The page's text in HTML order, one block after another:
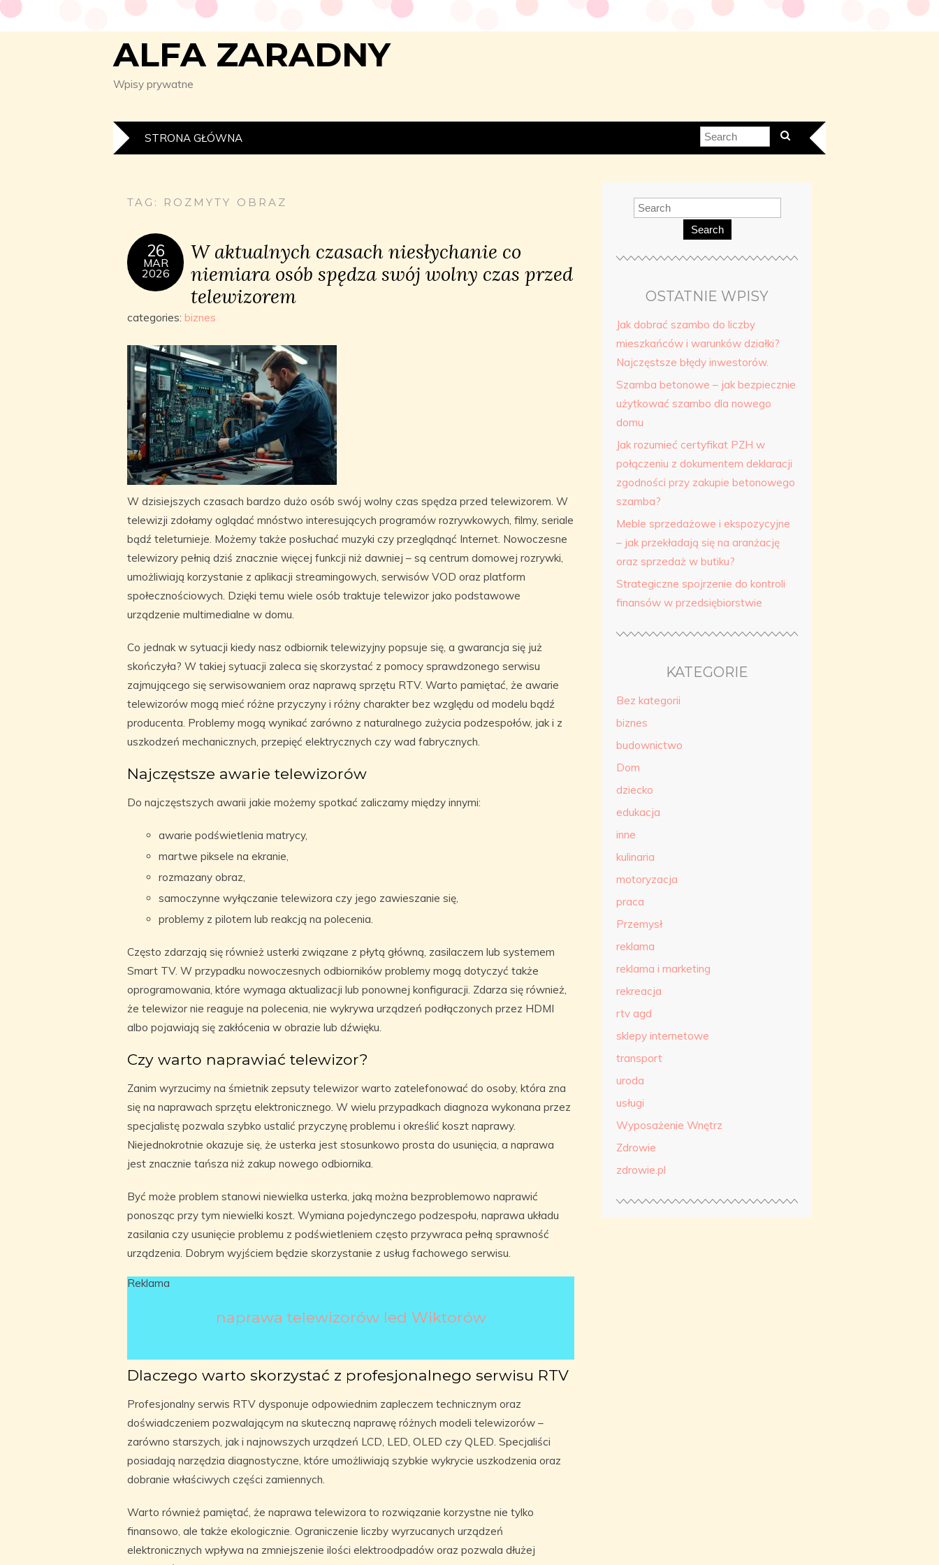
ALFA ZARADNY
Wpisy prywatne
STRONA GŁÓWNA
TAG: ROZMYTY OBRAZ
26
MAR
2026
W aktualnych czasach niesłychanie co
niemiara osób spędza swój wolny czas przed
telewizorem
categories: biznes
W dzisiejszych czasach bardzo dużo osób swój wolny czas spędza przed telewizorem. W
telewizji zdołamy oglądać mnóstwo interesujących programów rozrywkowych, filmy, seriale
bądź teleturnieje. Możemy także posłuchać muzyki czy przeglądnąć Internet. Nowoczesne
telewizory pełnią dziś znacznie więcej funkcji niż dawniej – są centrum domowej rozrywki,
umożliwiają korzystanie z aplikacji streamingowych, serwisów VOD oraz platform
społecznościowych. Dzięki temu wiele osób traktuje telewizor jako podstawowe
urządzenie multimedialne w domu.
Co jednak w sytuacji kiedy nasz odbiornik telewizyjny popsuje się, a gwarancja się już
skończyła? W takiej sytuacji zaleca się skorzystać z pomocy sprawdzonego serwisu
zajmującego się serwisowaniem oraz naprawą sprzętu RTV. Warto pamiętać, że awarie
telewizorów mogą mieć różne przyczyny i różny charakter bez względu od modelu bądź
producenta. Problemy mogą wynikać zarówno z naturalnego zużycia podzespołów, jak i z
uszkodzeń mechanicznych, przepięć elektrycznych czy wad fabrycznych.
Najczęstsze awarie telewizorów
Do najczęstszych awarii jakie możemy spotkać zaliczamy między innymi:
awarie podświetlenia matrycy,
martwe piksele na ekranie,
rozmazany obraz,
samoczynne wyłączanie telewizora czy jego zawieszanie się,
problemy z pilotem lub reakcją na polecenia.
Często zdarzają się również usterki związane z płytą główną, zasilaczem lub systemem
Smart TV. W przypadku nowoczesnych odbiorników problemy mogą dotyczyć także
oprogramowania, które wymaga aktualizacji lub ponownej konfiguracji. Zdarza się również,
że telewizor nie reaguje na polecenia, nie wykrywa urządzeń podłączonych przez HDMI
albo pojawiają się zakłócenia w obrazie lub dźwięku.
Czy warto naprawiać telewizor?
Zanim wyrzucimy na śmietnik zepsuty telewizor warto zatelefonować do osoby, która zna
się na naprawach sprzętu elektronicznego. W wielu przypadkach diagnoza wykonana przez
specjalistę pozwala szybko ustalić przyczynę problemu i określić koszt naprawy.
Niejednokrotnie okazuje się, że usterka jest stosunkowo prosta do usunięcia, a naprawa
jest znacznie tańsza niż zakup nowego odbiornika.
Być może problem stanowi niewielka usterka, jaką można bezproblemowo naprawić
ponosząc przy tym niewielki koszt. Wymiana pojedynczego podzespołu, naprawa układu
zasilania czy usunięcie problemu z podświetleniem często przywraca pełną sprawność
urządzenia. Dobrym wyjściem będzie skorzystanie z usług fachowego serwisu.
Reklama
naprawa telewizorów led Wiktorów
Dlaczego warto skorzystać z profesjonalnego serwisu RTV
Profesjonalny serwis RTV dysponuje odpowiednim zapleczem technicznym oraz
doświadczeniem pozwalającym na skuteczną naprawę różnych modeli telewizorów –
zarówno starszych, jak i najnowszych urządzeń LCD, LED, OLED czy QLED. Specjaliści
posiadają narzędzia diagnostyczne, które umożliwiają szybkie wykrycie uszkodzenia oraz
dobranie właściwych części zamiennych.
Warto również pamiętać, że naprawa telewizora to rozwiązanie korzystne nie tylko
finansowo, ale także ekologicznie. Ograniczenie liczby wyrzucanych urządzeń
elektronicznych wpływa na zmniejszenie ilości elektroodpadów oraz pozwala dłużej
Search
OSTATNIE WPISY
Jak dobrać szambo do liczby
mieszkańców i warunków działki?
Najczęstsze błędy inwestorów.
Szamba betonowe – jak bezpiecznie
użytkować szambo dla nowego
domu
Jak rozumieć certyfikat PZH w
połączeniu z dokumentem deklaracji
zgodności przy zakupie betonowego
szamba?
Meble sprzedażowe i ekspozycyjne
– jak przekładają się na aranżację
oraz sprzedaż w butiku?
Strategiczne spojrzenie do kontroli
finansów w przedsiębiorstwie
KATEGORIE
Bez kategorii
biznes
budownictwo
Dom
dziecko
edukacja
inne
kulinaria
motoryzacja
praca
Przemysł
reklama
reklama i marketing
rekreacja
rtv agd
sklepy internetowe
transport
uroda
usługi
Wyposażenie Wnętrz
Zdrowie
zdrowie.pl